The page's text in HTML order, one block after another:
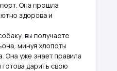
Она прошла
здорова и
вы получаете
минуя хлопоты
Она уже знает правила
дарить свою